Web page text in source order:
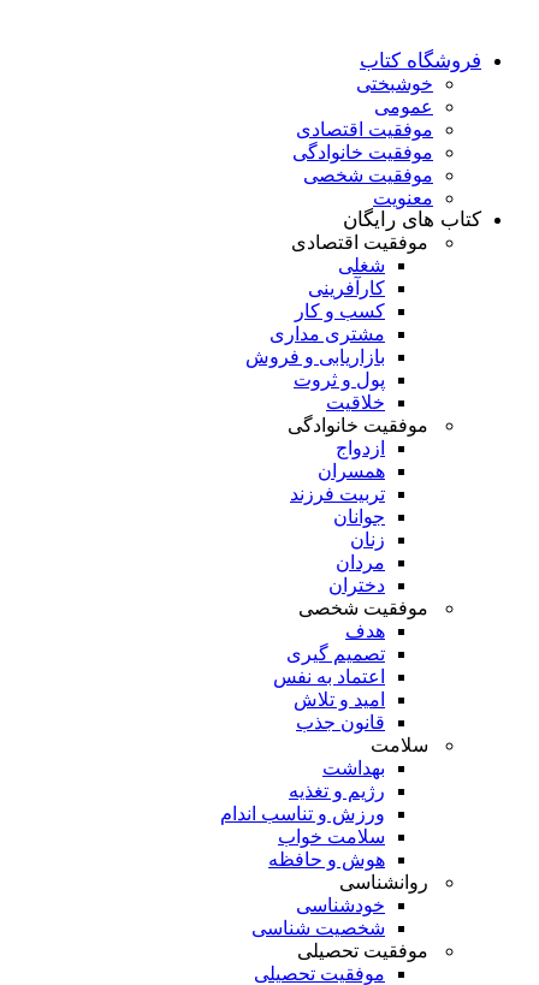
فروشگاه کتاب
خوشبختی
عمومی
موفقیت اقتصادی
موفقیت خانوادگی
موفقیت شخصی
معنویت
کتاب های رایگان
موفقیت اقتصادی
شغلی
کارآفرینی
کسب و کار
مشتری مداری
بازاریابی و فروش
پول و ثروت
خلاقیت
موفقیت خانوادگی
ازدواج
همسران
تربیت فرزند
جوانان
زنان
مردان
دختران
موفقیت شخصی
هدف
تصمیم گیری
اعتماد به نفس
امید و تلاش
قانون جذب
سلامت
بهداشت
رژیم و تغذیه
ورزش و تناسب اندام
سلامت خواب
هوش و حافظه
روانشناسی
خودشناسی
شخصیت شناسی
موفقیت تحصیلی
موفقیت تحصیلی